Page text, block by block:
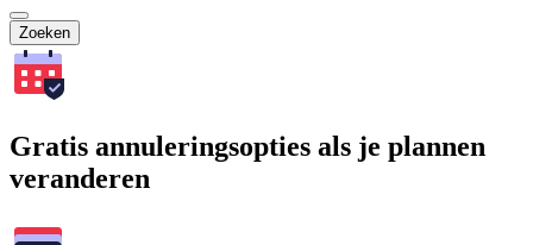
Zoeken
Gratis annuleringsopties als je plannen
veranderen